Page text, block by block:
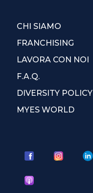
CHI SIAMO
FRANCHISING
LAVORA CON NOI
F.A.Q.
DIVERSITY POLICY
MYES WORLD